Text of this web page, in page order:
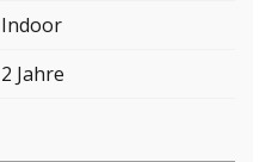
Indoor
2 Jahre